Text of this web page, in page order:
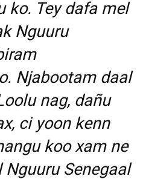
ko. Tey dafa mel
Nguuru
Njabootam daal
nag, dañu
ci yoon kenn
koo xam ne
Senegaal